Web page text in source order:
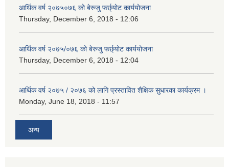
आर्थिक वर्ष २०७५०७६ को बेरुजु फर्छ्योट कार्ययोजना
Thursday, December 6, 2018 - 12:06
आर्थिक वर्ष २०७५/०७६ को बेरुजु फर्छ्योट कार्ययोजना
Thursday, December 6, 2018 - 12:04
आर्थिक वर्ष २०७५ / २०७६ को लागि प्रस्तावित शैक्षिक सुधारका कार्यक्रम ।
Monday, June 18, 2018 - 11:57
अन्य